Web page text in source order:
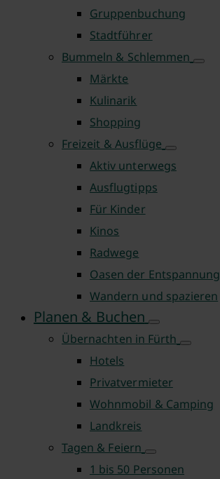
Gruppenbuchung
Stadtführer
Bummeln & Schlemmen
Märkte
Kulinarik
Shopping
Freizeit & Ausflüge
Aktiv unterwegs
Ausflugtipps
Für Kinder
Kinos
Radwege
Oasen der Entspannung
Wandern und spazieren
Planen & Buchen
Übernachten in Fürth
Hotels
Privatvermieter
Wohnmobil & Camping
Landkreis
Tagen & Feiern
1 bis 50 Personen